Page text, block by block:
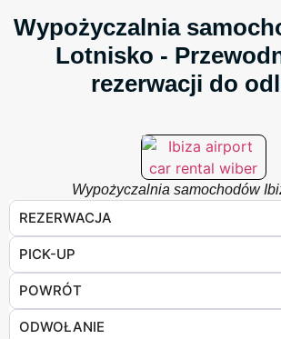
Wypożyczalnia
Lotnisko -
rezerwacji do
Wypożyczalnia samochodów
REZERWACJA
PICK-UP
POWRÓT
ODWOŁANIE